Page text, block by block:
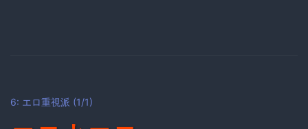
6: エロ重視派 (1/1)